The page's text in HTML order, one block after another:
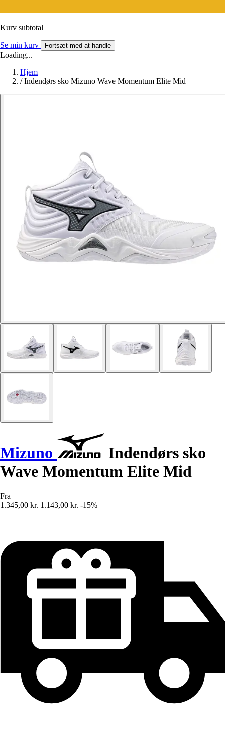
Kurv subtotal
Se min kurv Fortsæt med at handle
Loading...
Hjem
/ Indendørs sko Mizuno Wave Momentum Elite Mid
Mizuno
Indendørs sko
Wave Momentum Elite Mid
Fra
1.345,00 kr. 1.143,00 kr. -15%